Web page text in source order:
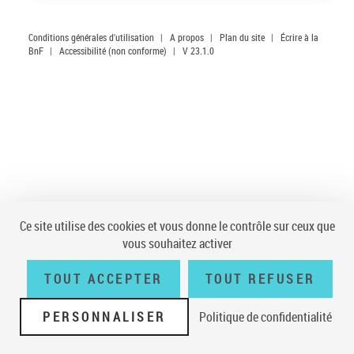
Conditions générales d'utilisation | A propos | Plan du site |
Écrire à la
BnF | Accessibilité (non conforme) | V 23.1.0
Ce site utilise des cookies et vous donne le contrôle sur ceux que
vous souhaitez activer
TOUT ACCEPTER TOUT REFUSER
PERSONNALISER Politique de confidentialité